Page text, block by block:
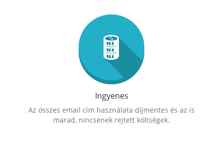
Ingyenes
Az összes email cím használata díjmentes és az is
marad, nincsenek rejtett költségek.